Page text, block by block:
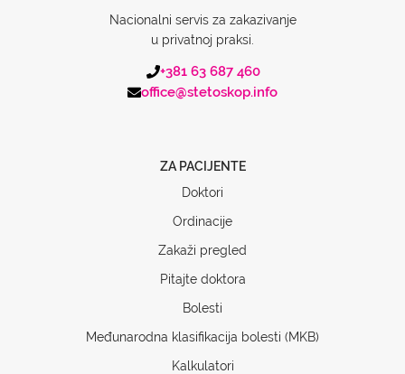
Nacionalni servis za zakazivanje
u privatnoj praksi.
+381 63 687 460
office@stetoskop.info
ZA PACIJENTE
Doktori
Ordinacije
Zakaži pregled
Pitajte doktora
Bolesti
Međunarodna klasifikacija bolesti (MKB)
Kalkulatori